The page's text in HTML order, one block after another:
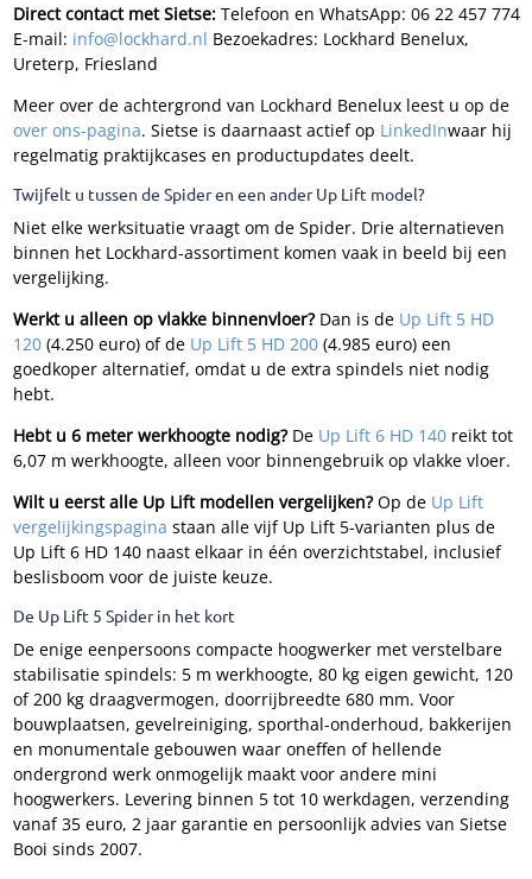
Direct contact met Sietse:Telefoon en WhatsApp: 06 22 457 774
E-mail: info@lockhard.nl Bezoekadres: Lockhard Benelux,
Ureterp, Friesland
Meer over de achtergrond van Lockhard Benelux leest u op de
over ons-pagina. Sietse is daarnaast actief op LinkedInwaar hij
regelmatig praktijkcases en productupdates deelt.
Twijfelt u tussen de Spider en een ander Up Lift model?
Niet elke werksituatie vraagt om de Spider. Drie alternatieven
binnen het Lockhard-assortiment komen vaak in beeld bij een
vergelijking.
Werkt u alleen op vlakke binnenvloer?Dan is de Up Lift 5 HD
120(4.250 euro) of de Up Lift 5 HD 200(4.985 euro) een
goedkoper alternatief, omdat u de extra spindels niet nodig
hebt.
Hebt u 6 meter werkhoogte nodig?De Up Lift 6 HD 140reikt tot
6,07 m werkhoogte, alleen voor binnengebruik op vlakke vloer.
Wilt u eerst alle Up Lift modellen vergelijken?Op de Up Lift
vergelijkingspagina staan alle vijf Up Lift 5-varianten plus de
Up Lift 6 HD 140 naast elkaar in één overzichtstabel, inclusief
beslisboom voor de juiste keuze.
De Up Lift 5 Spider in het kort
De enige eenpersoons compacte hoogwerker met verstelbare
stabilisatie spindels: 5 m werkhoogte, 80 kg eigen gewicht, 120
of 200 kg draagvermogen, doorrijbreedte 680 mm. Voor
bouwplaatsen, gevelreiniging, sporthal-onderhoud, bakkerijen
en monumentale gebouwen waar oneffen of hellende
ondergrond werk onmogelijk maakt voor andere mini
hoogwerkers. Levering binnen 5 tot 10 werkdagen, verzending
vanaf 35 euro, 2 jaar garantie en persoonlijk advies van Sietse
Booi sinds 2007.